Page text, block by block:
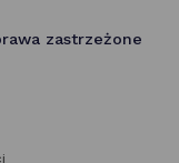
zastrzeżone